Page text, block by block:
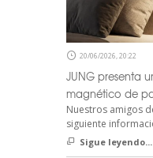
20/06/2026, 20:22
JUNG presenta
magnético de
Nuestros amigos
siguiente
Sigue leyendo...